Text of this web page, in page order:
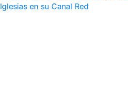
Iglesias en su Canal Red